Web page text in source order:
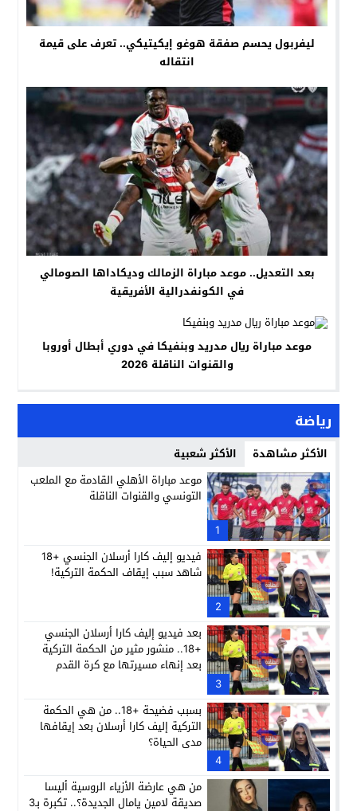
ليفربول يحسم صفقة هوغو إيكيتيكي.. تعرف على قيمة
انتقاله
بعد التعديل.. موعد مباراة الزمالك وديكاداها الصومالي
في الكونفدرالية الأفريقية
موعد مباراة ريال مدريد وبنفيكا في دوري أبطال أوروبا
والقنوات الناقلة 2026
رياضة
الأكثر مشاهدة الأكثر شعبية
1
موعد مباراة الأهلي القادمة مع الملعب
التونسي والقنوات الناقلة
2
فيديو إليف كارا أرسلان الجنسي +18
شاهد سبب إيقاف الحكمة التركية!
3
بعد فيديو إليف كارا أرسلان الجنسي
+18.. منشور مثير من الحكمة التركية
بعد إنهاء مسيرتها مع كرة القدم
4
بسبب فضيحة +18.. من هي الحكمة
التركية إليف كارا أرسلان بعد إيقافها
مدى الحياة؟
من هي عارضة الأزياء الروسية أليسا
صديقة لامين يامال الجديدة؟.. تكبرة بـ3